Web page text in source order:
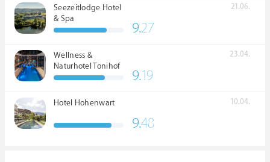
Seezeitlodge Hotel
& Spa
21.06.
9.27
Wellness &
Naturhotel Tonihof
****S
23.04.
9.19
Hotel Hohenwart 10.04.
9.48